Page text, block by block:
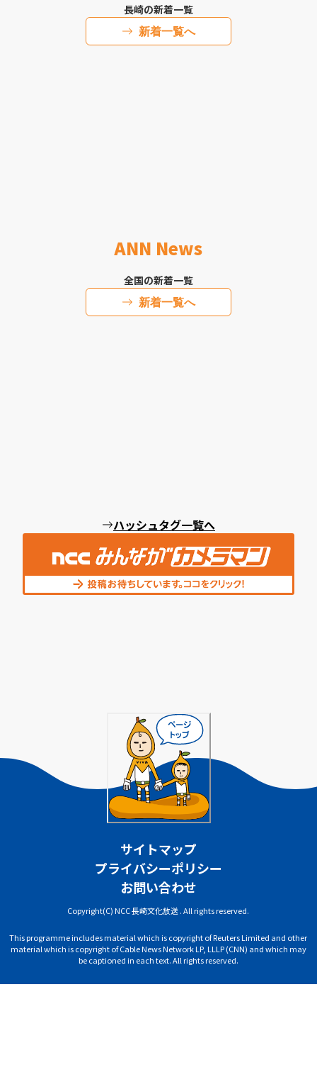
長崎の新着一覧
新着一覧へ
ANN News
全国の新着一覧
新着一覧へ
ハッシュタグ一覧へ
サイトマップ
プライバシーポリシー
お問い合わせ
Copyright(C) NCC 長崎文化放送 . All rights reserved.
This programme includes material which is copyright of Reuters Limited and other
material which is copyright of Cable News Network LP, LLLP (CNN) and which may
be captioned in each text. All rights reserved.